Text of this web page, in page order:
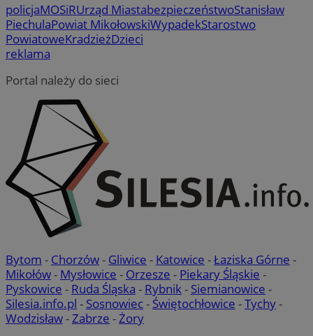
policjaMOSiRUrząd MiastabezpieczeństwoStanisław
PiechulaPowiat MikołowskiWypadekStarostwo
PowiatoweKradzieżDzieci
reklama
Portal należy do sieci
Bytom - Chorzów- Gliwice - Katowice -Łaziska Górne -
Mikołów- Mysłowice - Orzesze - Piekary Śląskie -
Pyskowice - Ruda Śląska - Rybnik- Siemianowice -
Silesia.info.pl - Sosnowiec- Świętochłowice -Tychy-
Wodzisław-Zabrze -Żory